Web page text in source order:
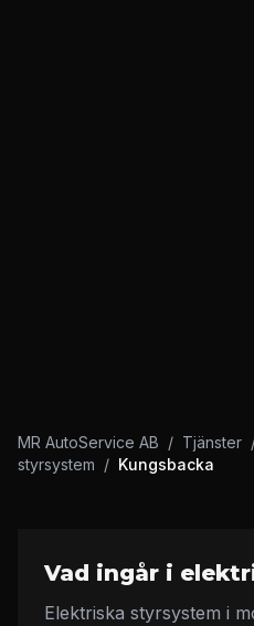
MR AutoService AB / Tjänster
styrsystem / Kungsbacka
Vad ingår i
Elektriska styrsystem i